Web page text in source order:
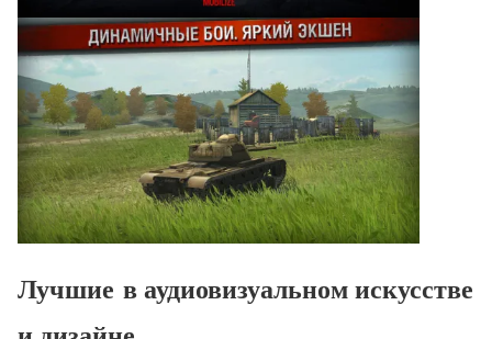
Лучшие в аудиовизуальном искусстве